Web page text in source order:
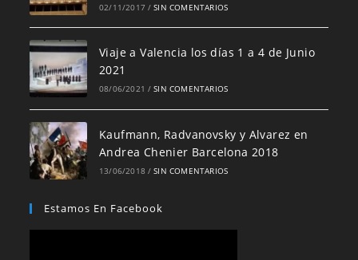
02/11/2017 / SIN COMENTARIOS
Viaje a Valencia los días 1 a 4 de Junio
2021
08/06/2021 / SIN COMENTARIOS
Kaufmann, Radvanovsky y Alvarez en
Andrea Chenier Barcelona 2018
13/06/2018 / SIN COMENTARIOS
Estamos En Facebook